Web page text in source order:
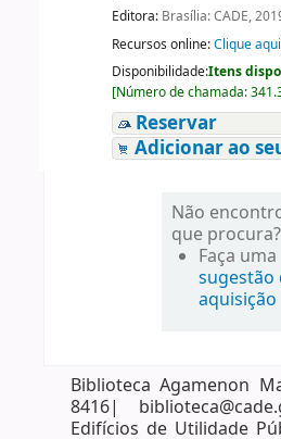
Editora: Brasília: CADE,
Recursos online:Clique
Disponibilidade:Itens
[Número de chamada:
Reservar
Adicionar ao
Não
que procura?
Faça uma
sugestão
aquisição
Biblioteca Agamenon
8416|
Edifícios de Utilidade